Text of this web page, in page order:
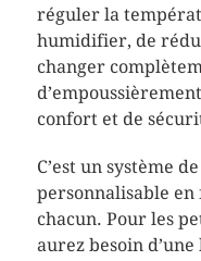
réguler la
humidifier, de
changer
confort et de
C’est un système de
personnalisable en
chacun. Pour les
aurez besoin